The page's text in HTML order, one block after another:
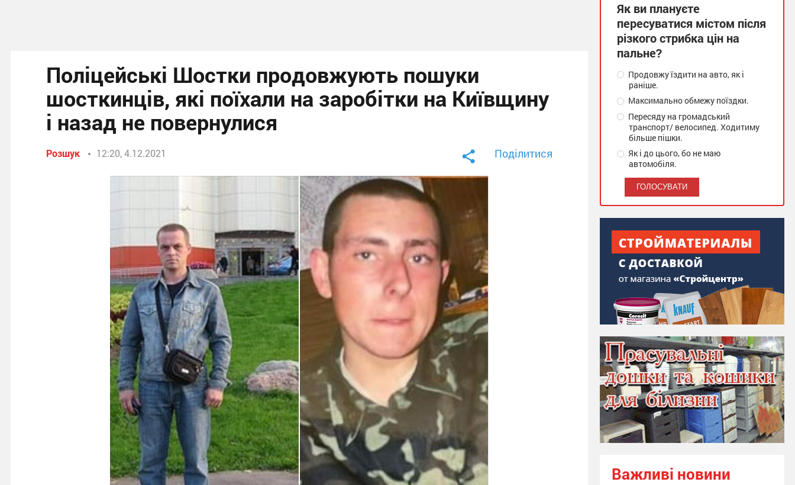
Поліцейські Шостки продовжують пошуки
шосткинців, які поїхали на заробітки на Київщину
і назад не повернулися
Розшук 12:20, 4.12.2021 Поділитися
Як ви плануєте
пересуватися містом після
різкого стрибка цін на
пальне?
Продовжу їздити на авто, як і
раніше.
Максимально обмежу поїздки.
Пересяду на громадський
транспорт/ велосипед. Ходитиму
більше пішки.
Як і до цього, бо не маю
автомобіля.
Важливі новини